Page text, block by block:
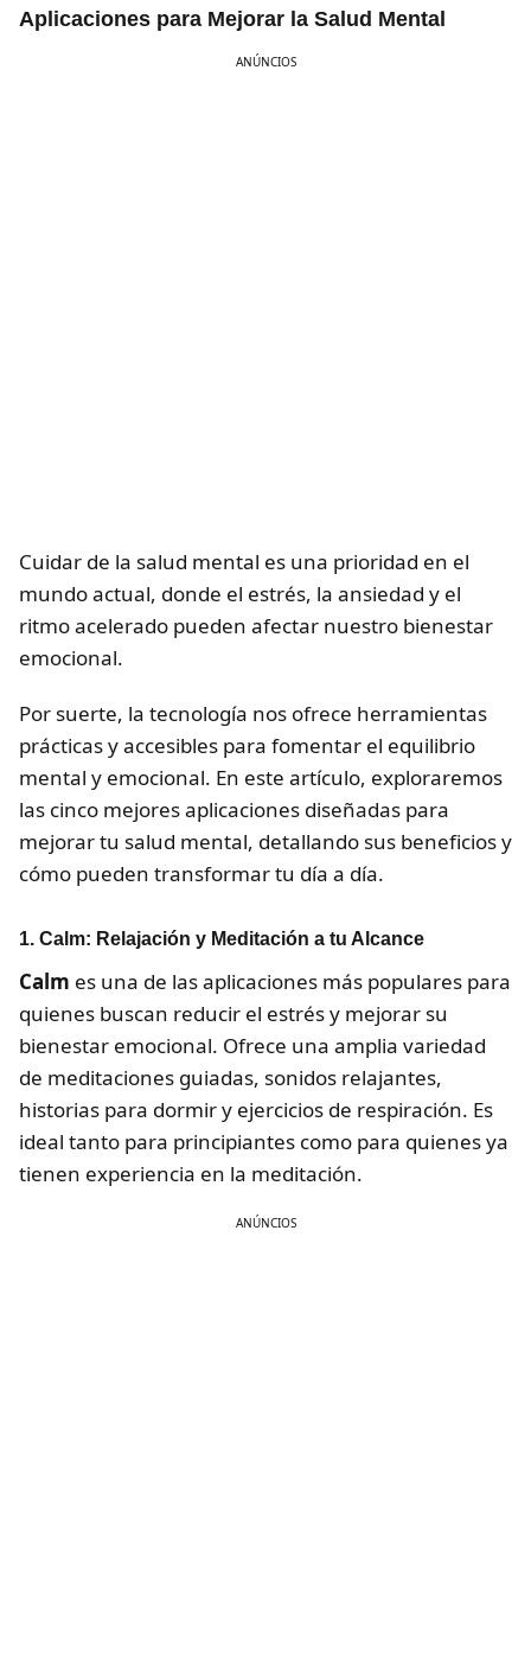
Aplicaciones para Mejorar la Salud Mental
ANÚNCIOS
Cuidar de la salud mental es una prioridad en el
mundo actual, donde el estrés, la ansiedad y el
ritmo acelerado pueden afectar nuestro bienestar
emocional.
Por suerte, la tecnología nos ofrece herramientas
prácticas y accesibles para fomentar el equilibrio
mental y emocional. En este artículo, exploraremos
las cinco mejores aplicaciones diseñadas para
mejorar tu salud mental, detallando sus beneficios y
cómo pueden transformar tu día a día.
1. Calm: Relajación y Meditación a tu Alcance
Calm es una de las aplicaciones más populares para
quienes buscan reducir el estrés y mejorar su
bienestar emocional. Ofrece una amplia variedad
de meditaciones guiadas, sonidos relajantes,
historias para dormir y ejercicios de respiración. Es
ideal tanto para principiantes como para quienes ya
tienen experiencia en la meditación.
ANÚNCIOS